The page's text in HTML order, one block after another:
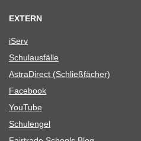
EXTERN
iServ
Schul­aus­fälle
Astra­Di­rect (Schließ­fä­cher)
Face­book
You­Tube
Schul­en­gel